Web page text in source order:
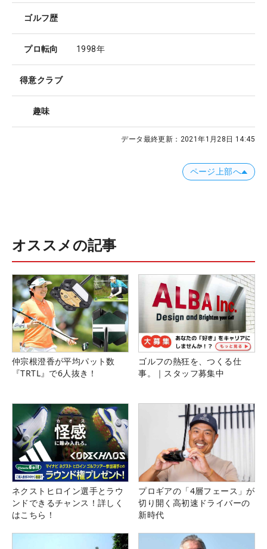
ゴルフ歴
プロ転向 1998年
得意クラブ
趣味
データ最終更新： 2021年1月28日 14:45
ページ上部へ
オススメの記事
仲宗根澄香が平均パット数
『TRTL』で6人抜き！
ゴルフの熱狂を、つくる仕
事。｜スタッフ募集中
ネクストヒロイン選手とラウ
ンドできるチャンス！詳しく
はこちら！
プロギアの「4層フェース」が
切り開く高初速ドライバーの
新時代